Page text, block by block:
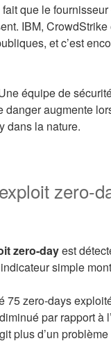
que le
IBM,
et c’est
équipe de
augmente
dans la nature.
zero-
zero-dayest
simple
zero-days
par rapport à
plus d’un